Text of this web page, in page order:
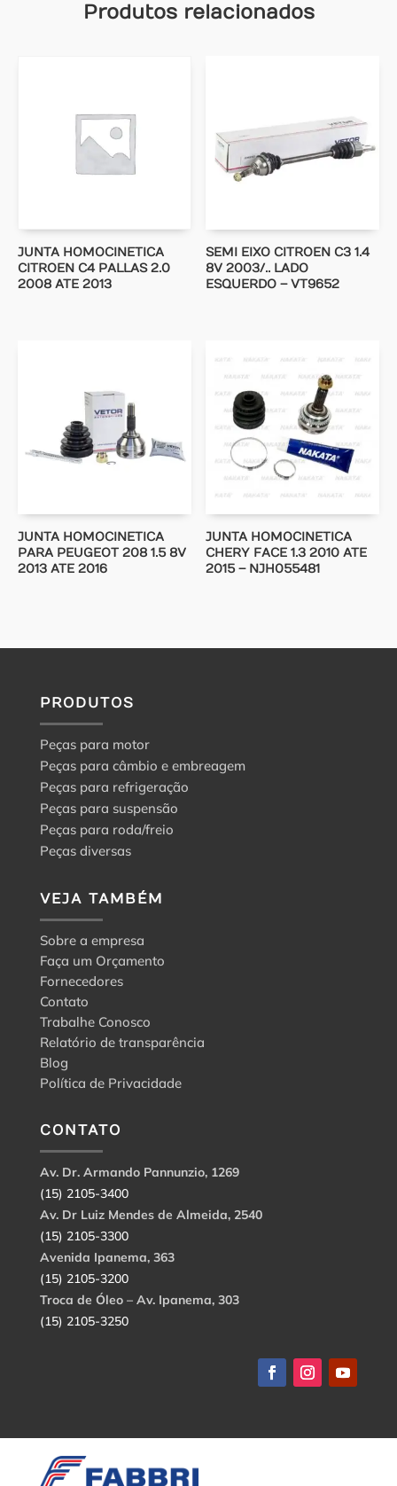
Produtos relacionados
JUNTA HOMOCINETICA
CITROEN C4 PALLAS 2.0
2008 ATE 2013
SEMI EIXO CITROEN C3 1.4
8V 2003/.. LADO
ESQUERDO – VT9652
JUNTA HOMOCINETICA
PARA PEUGEOT 208 1.5 8V
2013 ATE 2016
JUNTA HOMOCINETICA
CHERY FACE 1.3 2010 ATE
2015 – NJH055481
PRODUTOS
Peças para motor
Peças para câmbio e embreagem
Peças para refrigeração
Peças para suspensão
Peças para roda/freio
Peças diversas
VEJA TAMBÉM
Sobre a empresa
Faça um Orçamento
Fornecedores
Contato
Trabalhe Conosco
Relatório de transparência
Blog
Política de Privacidade
CONTATO
Av. Dr. Armando Pannunzio, 1269
(15) 2105-3400
Av. Dr Luiz Mendes de Almeida, 2540
(15) 2105-3300
Avenida Ipanema, 363
(15) 2105-3200
Troca de Óleo – Av. Ipanema, 303
(15) 2105-3250